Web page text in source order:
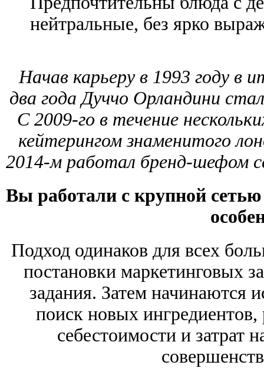
нейтральные, без ярко
Начав карьеру в 1993 году в
два года Дуччо Орландини
С 2009-го в течение
кейтерингом знаменитого
2014-м работал бренд-шефом
Вы работали с крупной
Подход одинаков для всех
постановки маркетинговых
задания. Затем начинаются
поиск новых ингредиентов,
себестоимости и затрат